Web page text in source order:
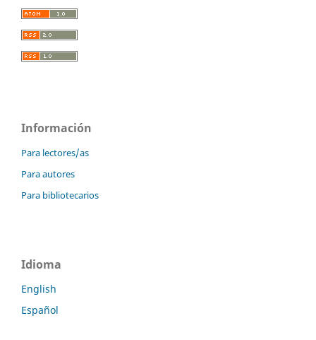
Información
Para lectores/as
Para autores
Para bibliotecarios
Idioma
English
Español